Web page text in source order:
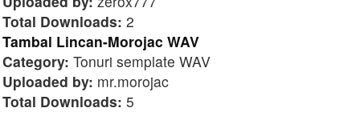
Total Downloads: 2
Tambal Lincan-Morojac WAV
Category: Tonuri semplate WAV
Uploaded by: mr.morojac
Total Downloads: 5